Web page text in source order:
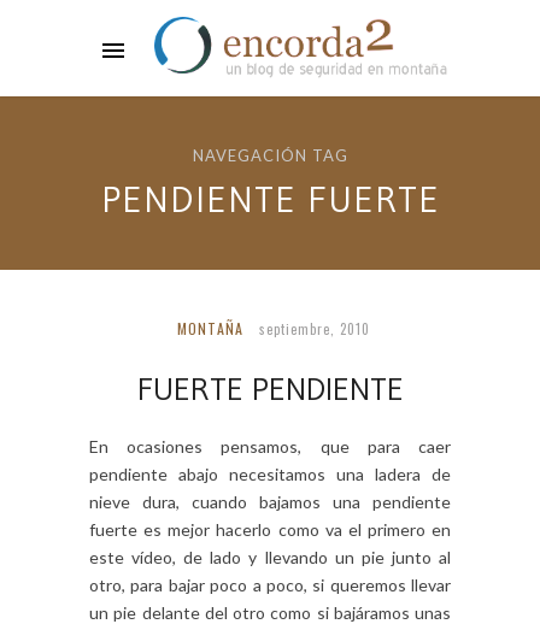
NAVEGACIÓN TAG
PENDIENTE FUERTE
MONTAÑA septiembre, 2010
FUERTE PENDIENTE
En ocasiones pensamos, que para caer
pendiente abajo necesitamos una ladera de
nieve dura, cuando bajamos una pendiente
fuerte es mejor hacerlo como va el primero en
este vídeo, de lado y llevando un pie junto al
otro, para bajar poco a poco, si queremos llevar
un pie delante del otro como si bajáramos unas